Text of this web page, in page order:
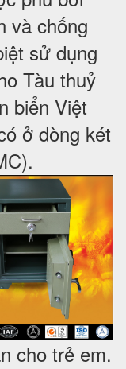
và chống
sử dụng
Tàu thuỷ
biển Việt
ở dòng két
cho trẻ em.